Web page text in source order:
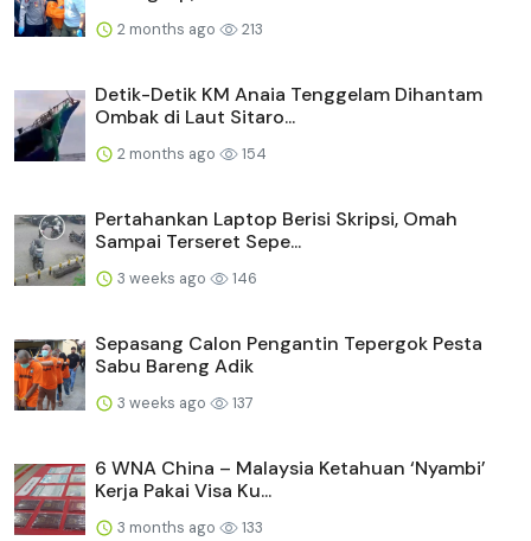
2 months ago 213
Detik-Detik KM Anaia Tenggelam Dihantam
Ombak di Laut Sitaro...
2 months ago 154
Pertahankan Laptop Berisi Skripsi, Omah
Sampai Terseret Sepe...
3 weeks ago 146
Sepasang Calon Pengantin Tepergok Pesta
Sabu Bareng Adik
3 weeks ago 137
6 WNA China – Malaysia Ketahuan ‘Nyambi’
Kerja Pakai Visa Ku...
3 months ago 133